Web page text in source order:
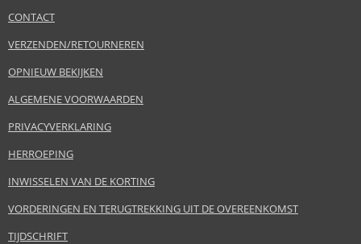
CONTACT
VERZENDEN/RETOURNEREN
OPNIEUW BEKIJKEN
ALGEMENE VOORWAARDEN
PRIVACYVERKLARING
HERROEPING
INWISSELEN VAN DE KORTING
VORDERINGEN EN TERUGTREKKING UIT DE OVEREENKOMST
TIJDSCHRIFT